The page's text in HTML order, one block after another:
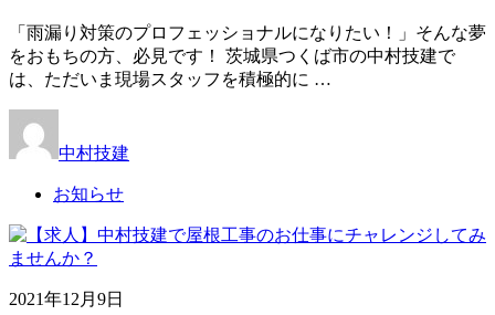
「雨漏り対策のプロフェッショナルになりたい！」そんな夢
をおもちの方、必見です！ 茨城県つくば市の中村技建で
は、ただいま現場スタッフを積極的に …
中村技建
お知らせ
2021年12月9日